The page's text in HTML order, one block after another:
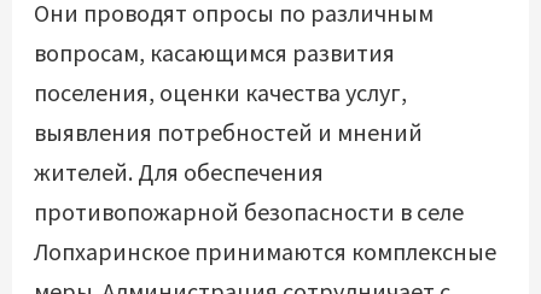
Они проводят опросы по различным
вопросам, касающимся развития
поселения, оценки качества услуг,
выявления потребностей и мнений
жителей. Для обеспечения
противопожарной безопасности в селе
Лопхаринское принимаются комплексные